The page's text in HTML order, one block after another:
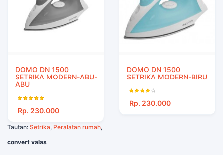
DOMO DN 1500
SETRIKA MODERN-ABU-
ABU
Rp. 230.000
DOMO DN 1500
SETRIKA MODERN-BIRU
Rp. 230.000
Tautan: Setrika, Peralatan rumah,
convert valas